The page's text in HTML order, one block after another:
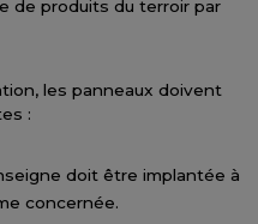
de produits du terroir par
les panneaux doivent
:
doit être implantée à
concernée.